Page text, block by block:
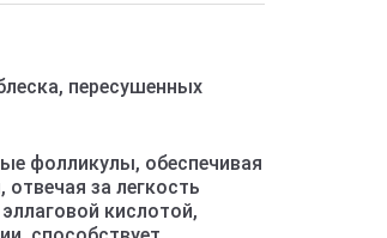
пересушенных
фолликулы, обеспечивая
за легкость
кислотой,